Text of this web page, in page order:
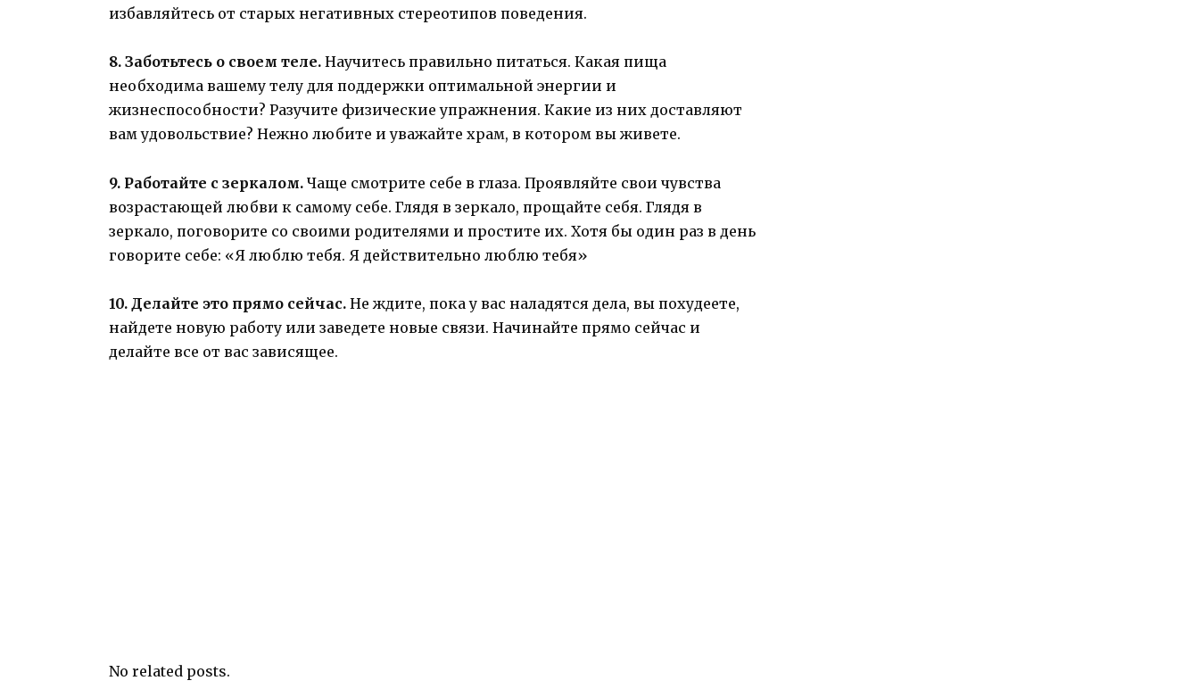
избавляйтесь от старых негативных стереотипов поведения.
8. Заботьтесь о своем теле. Научитесь правильно питаться. Какая пища
необходима вашему телу для поддержки оптимальной энергии и
жизнеспособности? Разучите физические упражнения. Какие из них доставляют
вам удовольствие? Нежно любите и уважайте храм, в котором вы живете.
9. Работайте с зеркалом. Чаще смотрите себе в глаза. Проявляйте свои чувства
возрастающей любви к самому себе. Глядя в зеркало, прощайте себя. Глядя в
зеркало, поговорите со своими родителями и простите их. Хотя бы один раз в день
говорите себе: «Я люблю тебя. Я действительно люблю тебя»
10. Делайте это прямо сейчас. Не ждите, пока у вас наладятся дела, вы похудеете,
найдете новую работу или заведете новые связи. Начинайте прямо сейчас и
делайте все от вас зависящее.
No related posts.